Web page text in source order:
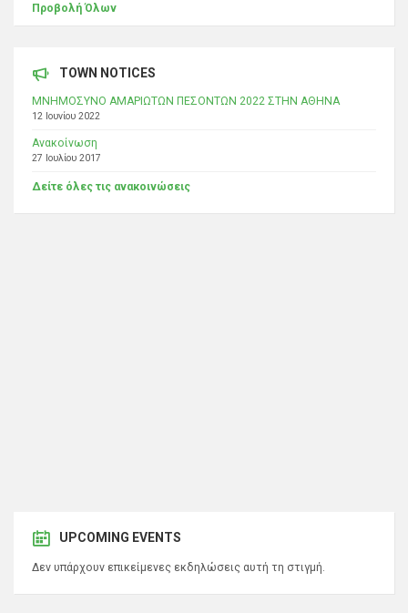
Προβολή Όλων
TOWN NOTICES
ΜΝΗΜΟΣΥΝΟ ΑΜΑΡΙΩΤΩΝ ΠΕΣΟΝΤΩΝ 2022 ΣΤΗΝ ΑΘΗΝΑ
12 Ιουνίου 2022
Ανακοίνωση
27 Ιουλίου 2017
Δείτε όλες τις ανακοινώσεις
UPCOMING EVENTS
Δεν υπάρχουν επικείμενες εκδηλώσεις αυτή τη στιγμή.